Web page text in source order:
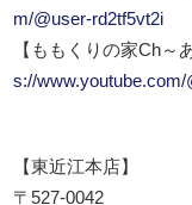
m/@user-rd2tf5vt2i
【ももくりの家Ch
s://www.youtube.com/
【東近江本店】
〒527-0042